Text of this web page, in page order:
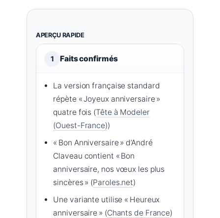
APERÇU RAPIDE
1 Faits confirmés
La version française standard
répète « Joyeux anniversaire »
quatre fois (Tête à Modeler
(Ouest-France))
« Bon Anniversaire » d’André
Claveau contient « Bon
anniversaire, nos vœux les plus
sincères » (Paroles.net)
Une variante utilise « Heureux
anniversaire » (Chants de France)